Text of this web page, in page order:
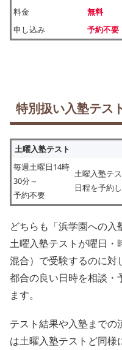
料金
無料
申し込み
予約不要
特別扱い入塾テス
土曜入塾テスト
毎週土曜日14時
30分～
予約不要
土曜入塾テ
日程を予約
どちらも「浜学園への入
土曜入塾テストが曜日・
混合）で受験するのに対
都合の良い日時を相談・
ます。
テスト結果や入塾までの
は土曜入塾テストど同様